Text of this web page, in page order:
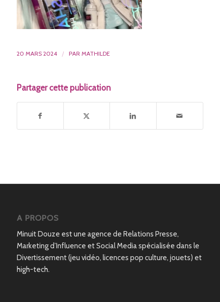
20 MARS 2024 / PAR MATHILDE
Partager cette publication
A PROPOS
Minuit Douze est une agence de Relations Presse,
Marketing d’Influence et Social Media spécialisée dans le
Divertissement (jeu vidéo, licences pop culture, jouets) et
high-tech.